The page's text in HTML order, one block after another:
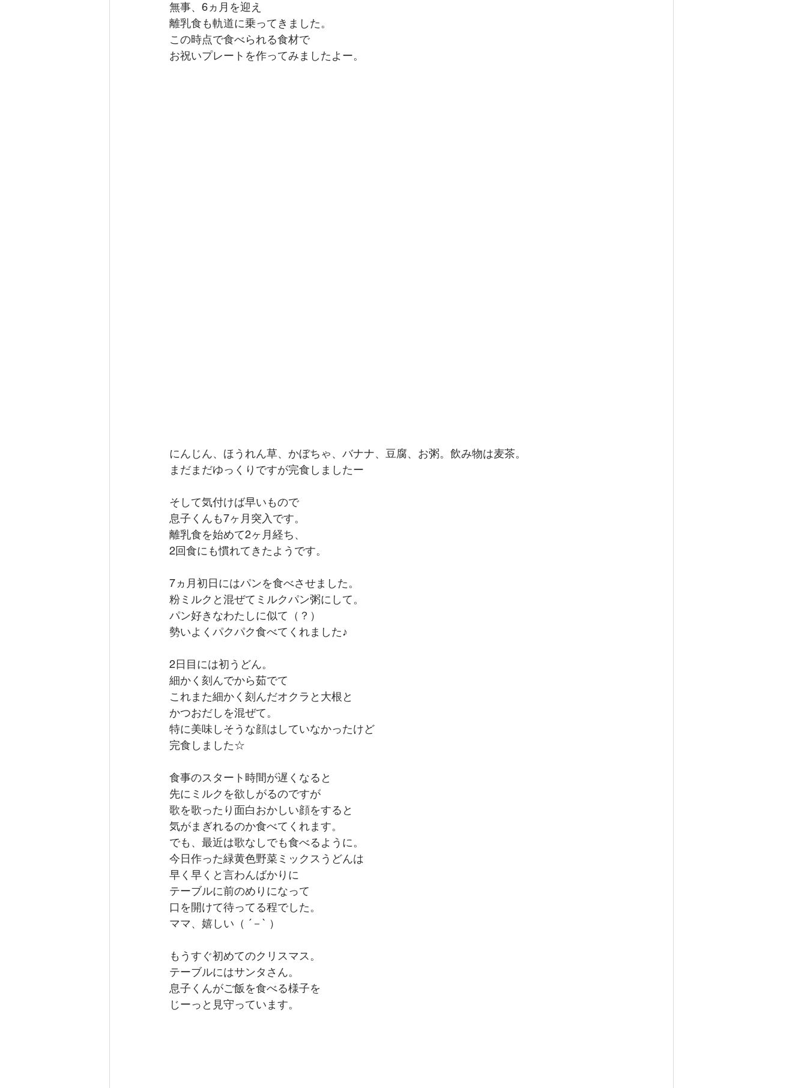
無事、6ヵ月を迎え
離乳食も軌道に乗ってきました。
この時点で食べられる食材で
お祝いプレートを作ってみましたよー。
にんじん、ほうれん草、かぼちゃ、バナナ、豆腐、お粥。飲み物は麦茶。
まだまだゆっくりですが完食しましたー
そして気付けば早いもので
息子くんも7ヶ月突入です。
離乳食を始めて2ヶ月経ち、
2回食にも慣れてきたようです。
7ヵ月初日にはパンを食べさせました。
粉ミルクと混ぜてミルクパン粥にして。
パン好きなわたしに似て（？）
勢いよくパクパク食べてくれました♪
2日目には初うどん。
細かく刻んでから茹でて
これまた細かく刻んだオクラと大根と
かつおだしを混ぜて。
特に美味しそうな顔はしていなかったけど
完食しました☆
食事のスタート時間が遅くなると
先にミルクを欲しがるのですが
歌を歌ったり面白おかしい顔をすると
気がまぎれるのか食べてくれます。
でも、最近は歌なしでも食べるように。
今日作った緑黄色野菜ミックスうどんは
早く早くと言わんばかりに
テーブルに前のめりになって
口を開けて待ってる程でした。
ママ、嬉しい（ ´－` ）
もうすぐ初めてのクリスマス。
テーブルにはサンタさん。
息子くんがご飯を食べる様子を
じーっと見守っています。